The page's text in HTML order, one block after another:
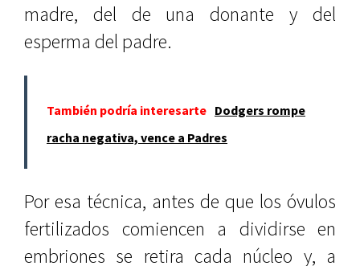
madre, del de una donante y del
esperma del padre.
También podría interesarte Dodgers rompe
racha negativa, vence a Padres
Por esa técnica, antes de que los óvulos
fertilizados comiencen a dividirse en
embriones se retira cada núcleo y, a